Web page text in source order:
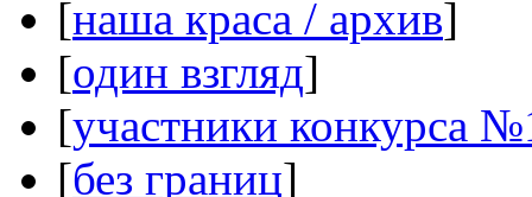
[наша краса / архив]
[один взгляд]
[участники конкурса
[без границ]